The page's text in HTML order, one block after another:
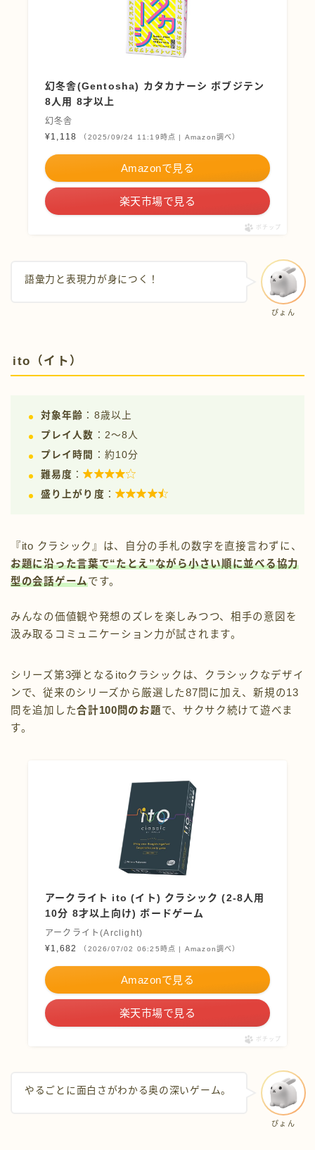
幻冬舎(Gentosha) カタカナーシ ボブジテン
8人用 8才以上
幻冬舎
¥1,118
（2025/09/24 11:19時点 | Amazon調べ）
Amazonで見る
楽天市場で見る
ポチップ
ぴょん
語彙力と表現力が身につく！
ito（イト）
対象年齢 ：8歳以上
プレイ人数 ：2〜8人
プレイ時間
：約10分
難易度 ：
盛り上がり度 ： 
『ito クラシック』は、自分の手札の数字を直接言わずに、
お題に沿った言葉で“たとえ”ながら小さい順に並べる協力
型の会話ゲームです。
みんなの価値観や発想のズレを楽しみつつ、相手の意図を
汲み取るコミュニケーション力が試されます。
シリーズ第3弾となるitoクラシックは、クラシックなデザイ
ンで、従来のシリーズから厳選した87問に加え、新規の13
問を追加した合計100問のお題で、サクサク続けて遊べま
す。
アークライト ito (イト) クラシック (2-8人用
10分 8才以上向け) ボードゲーム
アークライト(Arclight)
¥1,682
（2026/07/02 06:25時点 | Amazon調べ）
Amazonで見る
楽天市場で見る
ポチップ
ぴょん
やるごとに面白さがわかる奥の深いゲーム。